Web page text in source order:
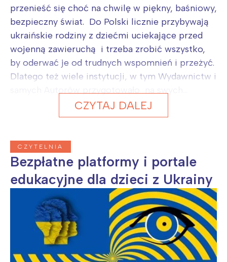
przenieść się choć na chwilę w piękny, baśniowy,
bezpieczny świat. Do Polski licznie przybywają
ukraińskie rodziny z dziećmi uciekające przed
wojenną zawieruchą i trzeba zrobić wszystko,
by oderwać je od trudnych wspomnień i przeżyć.
Dlatego też wiele instytucji, w tym Wydawnictw i
CZYTAJ DALEJ
CZYTELNIA
Bezpłatne platformy i portale
edukacyjne dla dzieci z Ukrainy